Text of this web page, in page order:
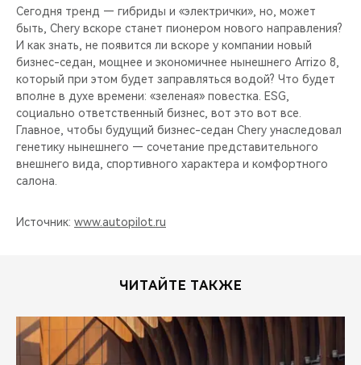
Сегодня тренд — гибриды и «электрички», но, может
быть, Chery вскоре станет пионером нового направления?
И как знать, не появится ли вскоре у компании новый
бизнес-седан, мощнее и экономичнее нынешнего Arrizo 8,
который при этом будет заправляться водой? Что будет
вполне в духе времени: «зеленая» повестка. ESG,
социально ответственный бизнес, вот это вот все.
Главное, чтобы будущий бизнес-седан Chery унаследовал
генетику нынешнего — сочетание представительного
внешнего вида, спортивного характера и комфортного
салона.
Источник: www.autopilot.ru
ЧИТАЙТЕ ТАКЖЕ